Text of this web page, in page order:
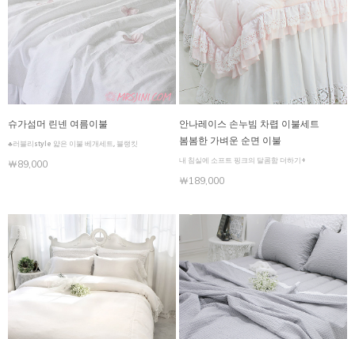
슈가섬머 린넨 여름이불
♣러블리style 얇은 이불 베개세트, 블랭킷
￦89,000
안나레이스 손누빔 차렵 이불세트
봄봄한 가벼운 순면 이불
내 침실에 소프트 핑크의 달콤함 더하기+
￦189,000